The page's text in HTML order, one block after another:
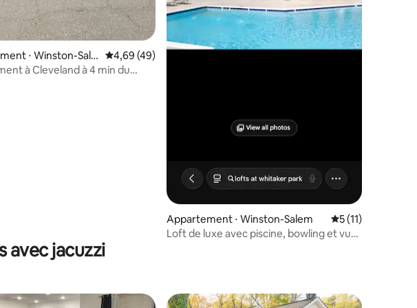
sur la base de 4 commentaires : 5 sur 5
⋅ Winston-Sale
Évaluation moyenne sur la base de 49 commentaires : 4,69 sur 5
4,69 (49)
à Cleveland à 4 min du
Appartement ⋅ Winston-Salem Évaluation
5 (11)
Loft de luxe avec piscine, bowling et vues
avec jacuzzi